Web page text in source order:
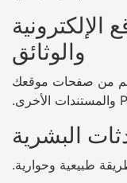
الإلكترونية
والوثائق
من صفحات موقعك
البشرية
طبيعية وحوارية.